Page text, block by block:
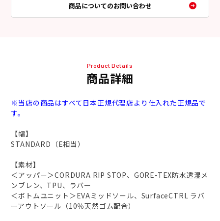
商品についてのお問い合わせ
Product Details
商品詳細
※当店の商品はすべて日本正規代理店より仕入れた正規品で
す。
【幅】
STANDARD（E相当）
【素材】
＜アッパー＞CORDURA RIP STOP、GORE-TEX防水透湿メ
ンブレン、TPU、ラバー
＜ボトムユニット＞EVAミッドソール、SurfaceCTRL ラバ
ーアウトソール（10％天然ゴム配合）